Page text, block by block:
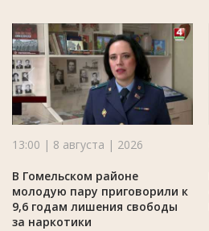
13:00 | 8 августа | 2026
В Гомельском районе
молодую пару приговорили к
9,6 годам лишения свободы
за наркотики